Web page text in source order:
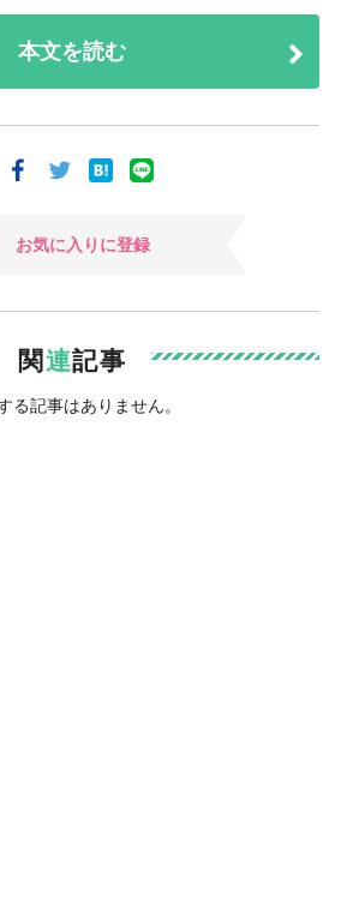
本文を読む
お気に入りに登録
関連記事
る記事はありません。